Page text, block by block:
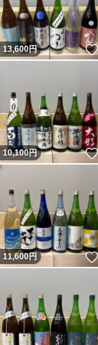
13,600円
10,100円
11,600円